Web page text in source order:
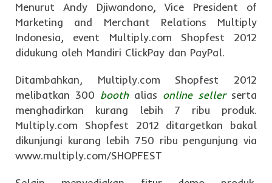
Menurut Andy Djiwandono, Vice President of
Marketing and Merchant Relations Multiply
Indonesia, event Multiply.com Shopfest 2012
didukung oleh Mandiri ClickPay dan PayPal.
Ditambahkan, Multiply.com Shopfest 2012
melibatkan 300 booth alias online sellerserta
menghadirkan kurang lebih 7 ribu produk.
Multiply.com Shopfest 2012 ditargetkan bakal
dikunjungi kurang lebih 750 ribu pengunjung via
www.multiply.com/SHOPFEST